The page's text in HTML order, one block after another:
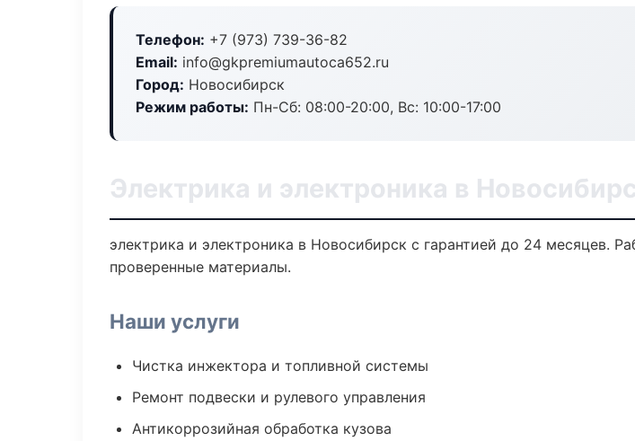
Телефон: +7 (973) 739-36-82
Email: info@gkpremiumautoca652.ru
Город: Новосибирск
Режим работы: Пн-Сб: 08:00-20:00, Вс: 10:00-17:00
Электрика и электроника в
электрика и электроника в Новосибирск с гарантией до 24 месяцев.
проверенные материалы.
Наши услуги
Чистка инжектора и топливной системы
Ремонт подвески и рулевого управления
Антикоррозийная обработка кузова